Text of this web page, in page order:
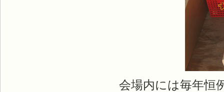
会場内には毎年恒